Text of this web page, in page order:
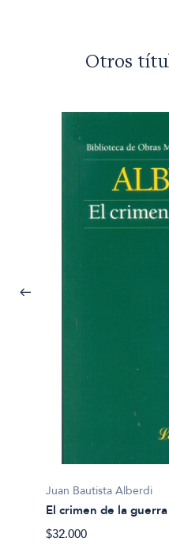
Otros
Juan Bautista Alberdi
El crimen de la guerra
$32.000